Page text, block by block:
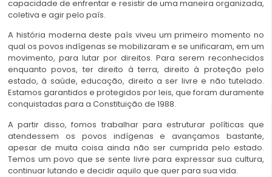
capacidade de enfrentar e resistir de uma maneira organizada,
coletiva e agir pelo país.
A história moderna deste país viveu um primeiro momento no
qual os povos indígenas se mobilizaram e se unificaram, em um
movimento, para lutar por direitos. Para serem reconhecidos
enquanto povos, ter direito à terra, direito à proteção pelo
estado, à saúde, educação, direito a ser livre e não tutelado.
Estamos garantidos e protegidos por leis, que foram duramente
conquistadas para a Constituição de 1988.
A partir disso, fomos trabalhar para estruturar políticas que
atendessem os povos indígenas e avançamos bastante,
apesar de muita coisa ainda não ser cumprida pelo estado.
Temos um povo que se sente livre para expressar sua cultura,
continuar lutando e decidir aquilo que quer para sua vida.